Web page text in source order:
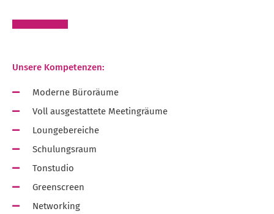
Unsere Kompetenzen:
Moderne Büroräume
Voll ausgestattete Meetingräume
Loungebereiche
Schulungsraum
Tonstudio
Greenscreen
Networking